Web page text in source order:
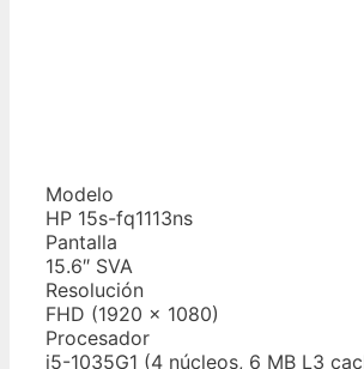
Modelo
HP 15s-fq1113ns
Pantalla
15.6″ SVA
Resolución
FHD (1920 x 1080)
Procesador
i5-1035G1 (4 núcleos, 6 MB L3